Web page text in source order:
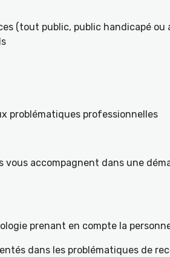
(tout public, public handicapé
problématiques professionnelles
vous accompagnent dans une
prenant en compte la
dans les problématiques de